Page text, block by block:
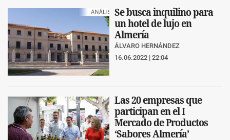
Se busca inquilino para
un hotel de lujo en
Almería
ÁLVARO HERNÁNDEZ
16.06.2022 | 22:04
Las 20 empresas que
participan en el I
Mercado de Productos
‘Sabores Almería’